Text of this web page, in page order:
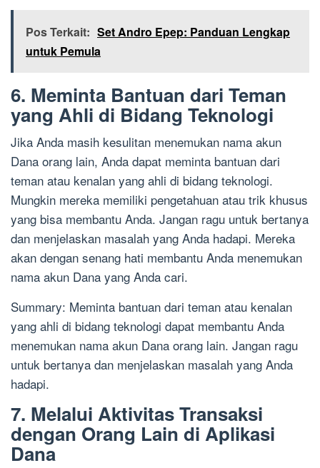
Pos Terkait: Set Andro Epep: Panduan Lengkap
untuk Pemula
6. Meminta Bantuan dari Teman
yang Ahli di Bidang Teknologi
Jika Anda masih kesulitan menemukan nama akun
Dana orang lain, Anda dapat meminta bantuan dari
teman atau kenalan yang ahli di bidang teknologi.
Mungkin mereka memiliki pengetahuan atau trik khusus
yang bisa membantu Anda. Jangan ragu untuk bertanya
dan menjelaskan masalah yang Anda hadapi. Mereka
akan dengan senang hati membantu Anda menemukan
nama akun Dana yang Anda cari.
Summary: Meminta bantuan dari teman atau kenalan
yang ahli di bidang teknologi dapat membantu Anda
menemukan nama akun Dana orang lain. Jangan ragu
untuk bertanya dan menjelaskan masalah yang Anda
hadapi.
7. Melalui Aktivitas Transaksi
dengan Orang Lain di Aplikasi
Dana